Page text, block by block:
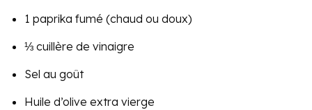
1 paprika fumé (chaud ou doux)
⅓ cuillère de vinaigre
Sel au goût
Huile d’olive extra vierge